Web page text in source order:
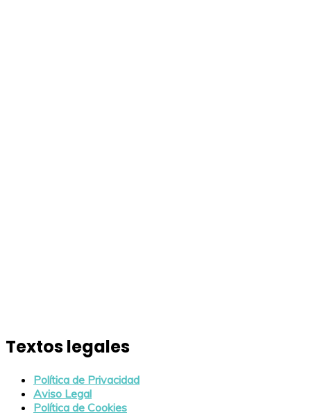
Textos legales
Política de Privacidad
Aviso Legal
Política de Cookies